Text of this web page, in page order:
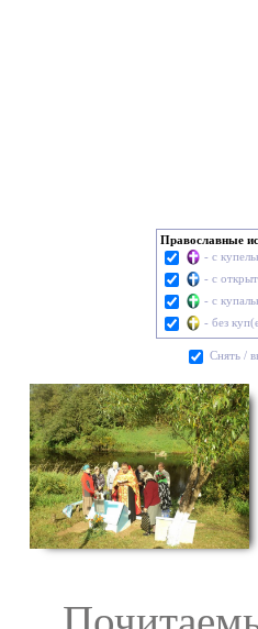
Православные
- с
- с
- с
- без
Cнять /